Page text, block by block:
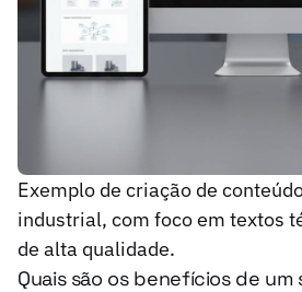
Exemplo de criação de
industrial, com foco em textos
de alta qualidade.
Quais são os benefícios de